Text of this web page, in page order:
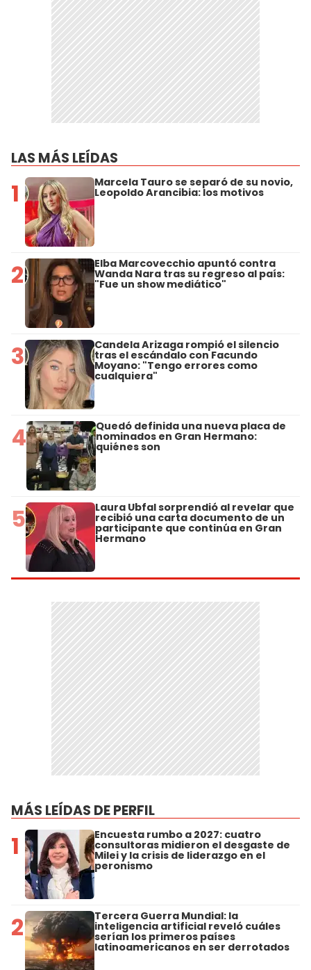
LAS MÁS LEÍDAS
1 Marcela Tauro se separó de su novio,
Leopoldo Arancibia: los motivos
2 Elba Marcovecchio apuntó contra
Wanda Nara tras su regreso al país:
"Fue un show mediático"
3 Candela Arizaga rompió el silencio
tras el escándalo con Facundo
Moyano: "Tengo errores como
cualquiera"
4 Quedó definida una nueva placa de
nominados en Gran Hermano:
quiénes son
5 Laura Ubfal sorprendió al revelar que
recibió una carta documento de un
participante que continúa en Gran
Hermano
MÁS LEÍDAS DE PERFIL
1 Encuesta rumbo a 2027: cuatro
consultoras midieron el desgaste de
Milei y la crisis de liderazgo en el
peronismo
2 Tercera Guerra Mundial: la
inteligencia artificial reveló cuáles
serían los primeros países
latinoamericanos en ser derrotados